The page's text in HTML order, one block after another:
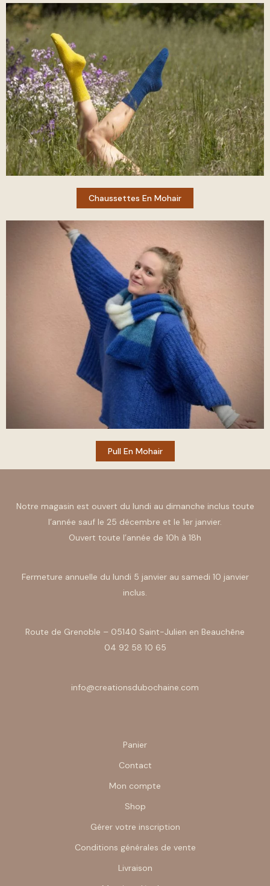
Chaussettes En Mohair
Pull En Mohair
Notre magasin est ouvert du lundi au dimanche inclus toute
l’année sauf le 25 décembre et le 1er janvier.
Ouvert toute l’année de 10h à 18h
Fermeture annuelle du lundi 5 janvier au samedi 10 janvier
inclus.
Route de Grenoble – 05140 Saint-Julien en Beauchêne
04 92 58 10 65
info@creationsdubochaine.com
Panier
Contact
Mon compte
Shop
Gérer votre inscription
Conditions générales de vente
Livraison